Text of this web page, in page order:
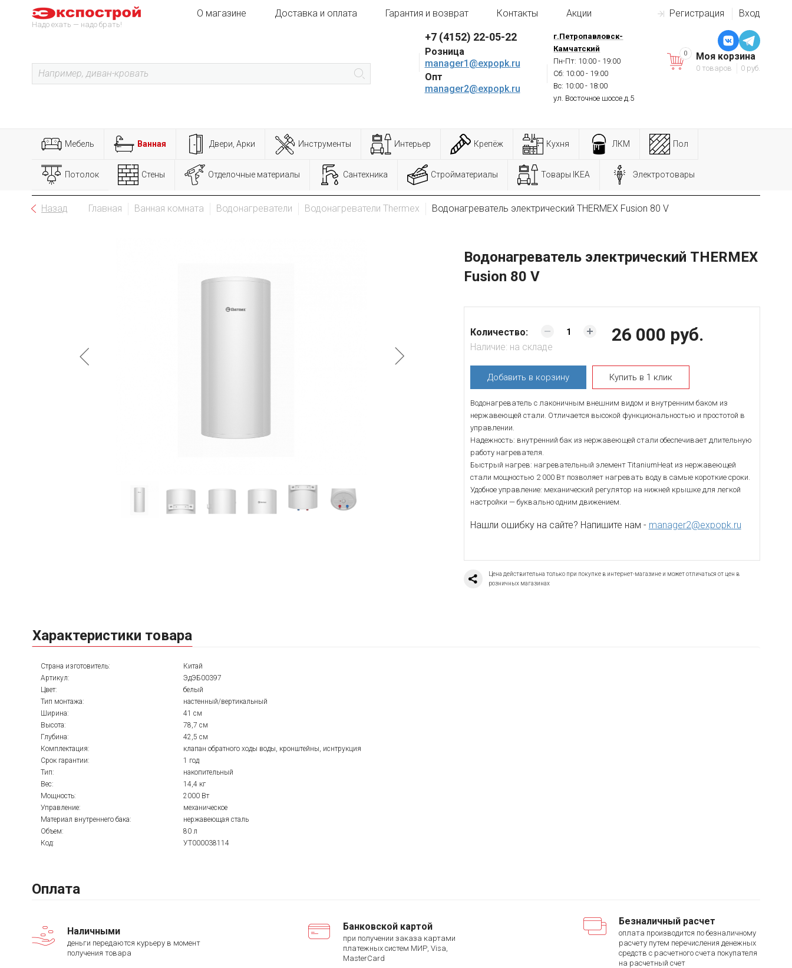
Надо ехать — надо брать!
Регистрация Вход
О магазине Доставка и оплата Гарантия и возврат Контакты Акции
+7 (4152) 22-05-22
Розница
manager1@expopk.ru
Опт
manager2@expopk.ru
г.Петропавловск-
Камчатский
Пн-Пт: 10:00 - 19:00
Сб: 10:00 - 19:00
Вс: 10:00 - 18:00
ул. Восточное шоссе д.5
Моя корзина
0 товаров 0 руб.
0
Мебель Ванная Двери, Арки Инструменты Интерьер Крепёж Кухня ЛКМ Пол
Потолок Стены Отделочные материалы Сантехника Стройматериалы Товары IKEA Электротовары
Назад Главная Ванная комната Водонагреватели Водонагреватели Thermex Водонагреватель электрический THERMEX Fusion 80 V
Водонагреватель электрический THERMEX
Fusion 80 V
26 000 руб.
Количество:
Наличие: на складе
Добавить в корзину Купить в 1 клик
Водонагреватель с лаконичным внешним видом и внутренним баком из
нержавеющей стали. Отличается высокой функциональностью и простотой в
управлении.
Надежность: внутренний бак из нержавеющей стали обеспечивает длительную
работу нагревателя.
Быстрый нагрев: нагревательный элемент TitaniumHeat из нержавеющей
стали мощностью 2 000 Вт позволяет нагревать воду в самые короткие сроки.
Удобное управление: механический регулятор на нижней крышке для легкой
настройки — буквально одним движением.
Нашли ошибку на сайте? Напишите нам - manager2@expopk.ru
Цена действительна только при покупке в интернет-магазине и может отличаться от цен в
розничных магазинах
Характеристики товара
Страна изготовитель:
Китай
Артикул:
ЭдЭБ00397
Цвет:
белый
Тип монтажа:
настенный/вертикальный
Ширина:
41 см
Высота:
78,7 см
Глубина:
42,5 см
Комплектация:
клапан обратного ходы воды, кронштейны, иснтрукция
Срок гарантии:
1 год
Тип:
накопительный
Вес:
14,4 кг
Мощность:
2000 Вт
Управление:
механическое
Материал внутреннего бака:
нержавеющая сталь
Объем:
80 л
Код:
УТ000038114
Оплата
Наличными
деньги передаются курьеру в момент
получения товара
Банковской картой
при получении заказа картами
платежных систем МИР, Visa,
MasterCard
Безналичный расчет
оплата производится по безналичному
расчету путем перечисления денежных
средств с расчетного счета покупателя
на расчетный счет